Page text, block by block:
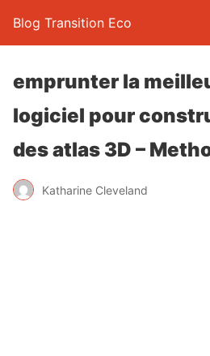
Blog Transition Eco
emprunter la
logiciel pour
des atlas 3D –
Katharine Cleveland